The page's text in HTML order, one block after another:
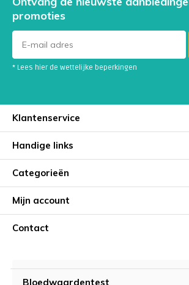
promoties
* Lees hier de wettelijke beperkingen
Klantenservice
Handige links
Categorieën
Mijn account
Contact
Bloedwaardentest